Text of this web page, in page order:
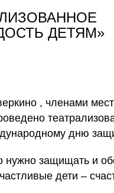
ДЕТЯМ»
, членами
дню
нужно защищать и
дети –